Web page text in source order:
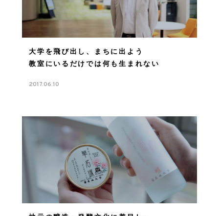
大学を飛び出し、まちに出よう
教室にいるだけでは何も生まれない
2017.06.10